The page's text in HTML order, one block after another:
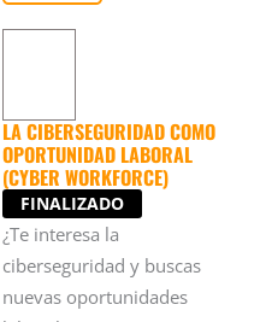
LA CIBERSEGURIDAD COMO
OPORTUNIDAD LABORAL
(CYBER WORKFORCE)
FINALIZADO
¿Te interesa la
ciberseguridad y buscas
nuevas oportunidades